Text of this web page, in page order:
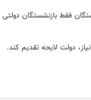
فقط بازنشستگان
دولت لایحه تقدیم کند.